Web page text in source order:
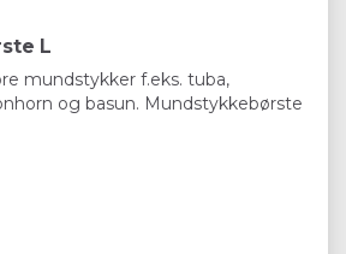
L
mundstykker f.eks. tuba,
og basun. Mundstykkebørste